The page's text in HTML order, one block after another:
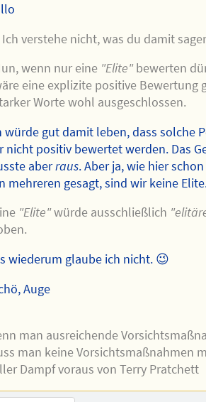
Ich verstehe nicht, was du damit
wenn nur eine "Elite"bewerten
eine explizite positive Bewertung
Worte wohl ausgeschlossen.
würde gut damit leben, dass solche
nicht positiv bewertet werden. Das
aberraus. Aber ja, wie hier
mehreren gesagt, sind wir keine
"Elite"würde ausschließlich
wiederum glaube ich nicht. 😉
Auge
man ausreichende
man keine Vorsichtsmaßnahmen
Dampf voraus von Terry Pratchett